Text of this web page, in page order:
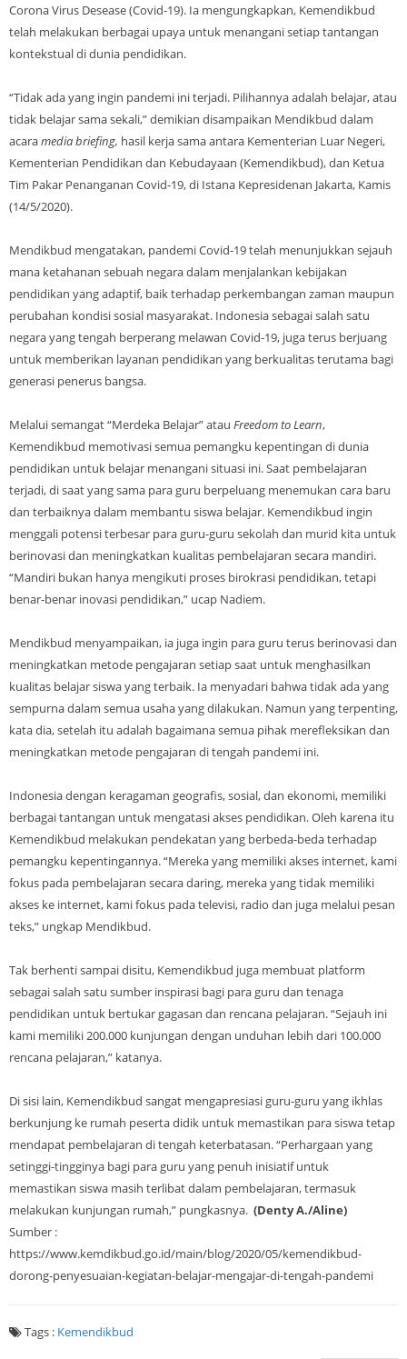
Corona Virus Desease (Covid-19). Ia mengungkapkan, Kemendikbud
telah melakukan berbagai upaya untuk menangani setiap tantangan
kontekstual di dunia pendidikan.
“Tidak ada yang ingin pandemi ini terjadi. Pilihannya adalah belajar, atau
tidak belajar sama sekali,” demikian disampaikan Mendikbud dalam
acaramedia briefing, hasil kerja sama antara Kementerian Luar Negeri,
Kementerian Pendidikan dan Kebudayaan (Kemendikbud), dan Ketua
Tim Pakar Penanganan Covid-19, di Istana Kepresidenan Jakarta, Kamis
(14/5/2020).
Mendikbud mengatakan, pandemi Covid-19 telah menunjukkan sejauh
mana ketahanan sebuah negara dalam menjalankan kebijakan
pendidikan yang adaptif, baik terhadap perkembangan zaman maupun
perubahan kondisi sosial masyarakat. Indonesia sebagai salah satu
negara yang tengah berperang melawan Covid-19, juga terus berjuang
untuk memberikan layanan pendidikan yang berkualitas terutama bagi
generasi penerus bangsa.
Melalui semangat “Merdeka Belajar” atau Freedom to Learn,
Kemendikbud memotivasi semua pemangku kepentingan di dunia
pendidikan untuk belajar menangani situasi ini. Saat pembelajaran
terjadi, di saat yang sama para guru berpeluang menemukan cara baru
dan terbaiknya dalam membantu siswa belajar. Kemendikbud ingin
menggali potensi terbesar para guru-guru sekolah dan murid kita untuk
berinovasi dan meningkatkan kualitas pembelajaran secara mandiri.
“Mandiri bukan hanya mengikuti proses birokrasi pendidikan, tetapi
benar-benar inovasi pendidikan,” ucap Nadiem.
Mendikbud menyampaikan, ia juga ingin para guru terus berinovasi dan
meningkatkan metode pengajaran setiap saat untuk menghasilkan
kualitas belajar siswa yang terbaik. Ia menyadari bahwa tidak ada yang
sempurna dalam semua usaha yang dilakukan. Namun yang terpenting,
kata dia, setelah itu adalah bagaimana semua pihak merefleksikan dan
meningkatkan metode pengajaran di tengah pandemi ini.
Indonesia dengan keragaman geografis, sosial, dan ekonomi, memiliki
berbagai tantangan untuk mengatasi akses pendidikan. Oleh karena itu
Kemendikbud melakukan pendekatan yang berbeda-beda terhadap
pemangku kepentingannya. “Mereka yang memiliki akses internet, kami
fokus pada pembelajaran secara daring, mereka yang tidak memiliki
akses ke internet, kami fokus pada televisi, radio dan juga melalui pesan
teks,” ungkap Mendikbud.
Tak berhenti sampai disitu, Kemendikbud juga membuat platform
sebagai salah satu sumber inspirasi bagi para guru dan tenaga
pendidikan untuk bertukar gagasan dan rencana pelajaran. “Sejauh ini
kami memiliki 200.000 kunjungan dengan unduhan lebih dari 100.000
rencana pelajaran,” katanya.
Di sisi lain, Kemendikbud sangat mengapresiasi guru-guru yang ikhlas
berkunjung ke rumah peserta didik untuk memastikan para siswa tetap
mendapat pembelajaran di tengah keterbatasan. “Perhargaan yang
setinggi-tingginya bagi para guru yang penuh inisiatif untuk
memastikan siswa masih terlibat dalam pembelajaran, termasuk
melakukan kunjungan rumah,” pungkasnya. (Denty A./Aline)
Sumber :
https://www.kemdikbud.go.id/main/blog/2020/05/kemendikbud-
dorong-penyesuaian-kegiatan-belajar-mengajar-di-tengah-pandemi
Tags : Kemendikbud